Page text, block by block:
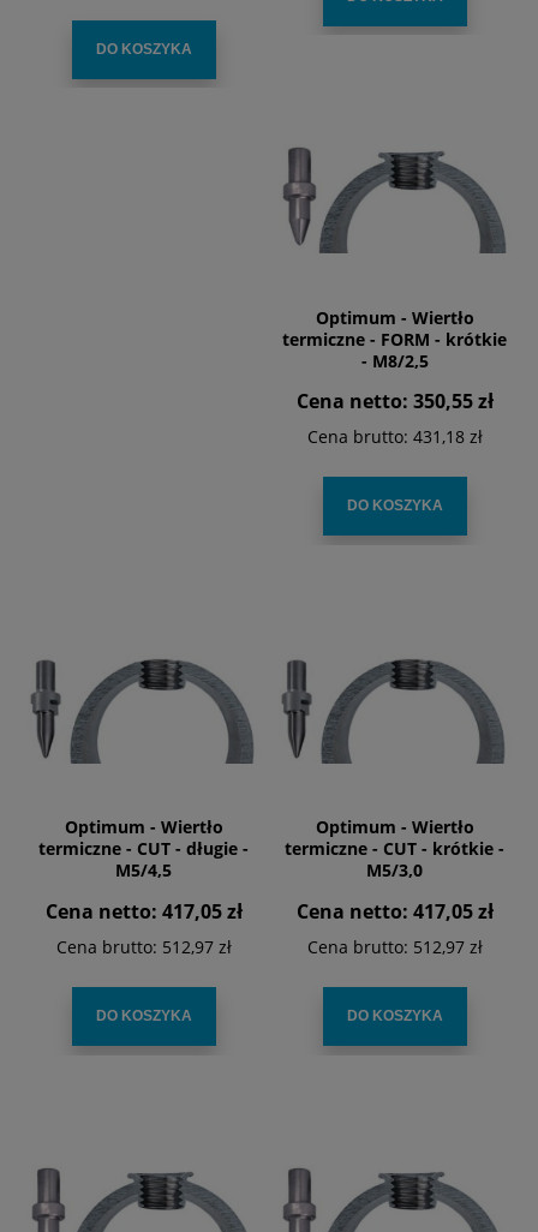
DO KOSZYKA
Optimum - Wiertło
termiczne - FORM - krótkie
- M8/2,5
Cena netto: 350,55 zł
Cena brutto: 431,18 zł
DO KOSZYKA
Optimum - Wiertło
termiczne - CUT - długie -
M5/4,5
Cena netto: 417,05 zł
Cena brutto: 512,97 zł
DO KOSZYKA
Optimum - Wiertło
termiczne - CUT - krótkie -
M5/3,0
Cena netto: 417,05 zł
Cena brutto: 512,97 zł
DO KOSZYKA